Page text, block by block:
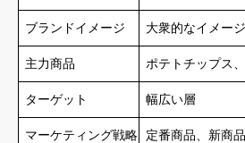
ブランドイメージ 大衆的なイメージ
主力商品 ポテトチップス
ターゲット 幅広い層
マーケティング戦略 定番商品、新商